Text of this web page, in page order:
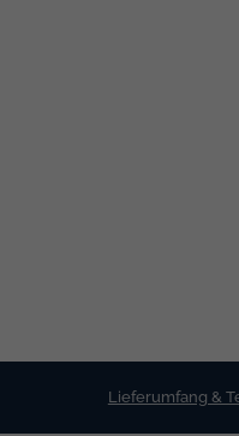
Lieferumfang &